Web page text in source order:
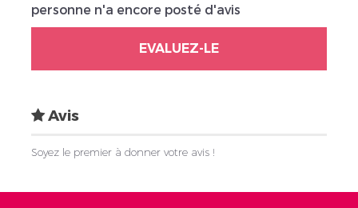
personne n'a encore posté d'avis
EVALUEZ-LE
Avis
Soyez le premier à donner votre avis !